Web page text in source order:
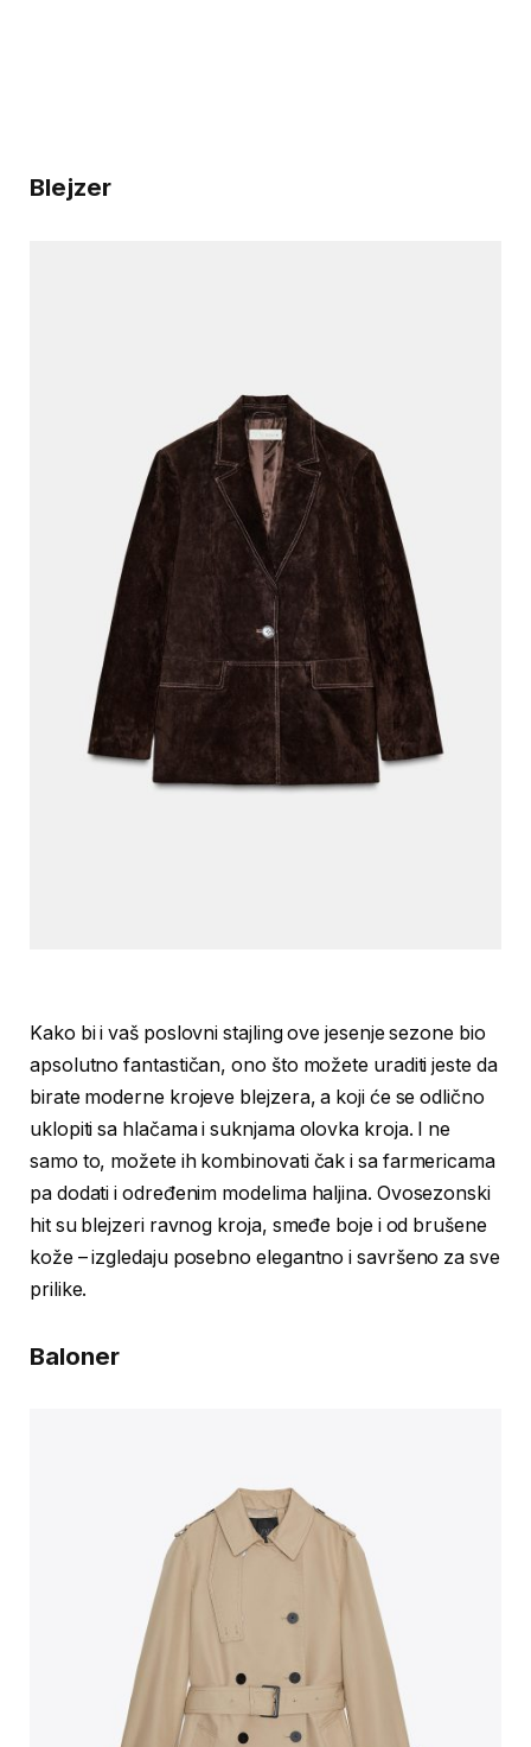
Blejzer
Kako bi i vaš poslovni stajling ove jesenje sezone bio
apsolutno fantastičan, ono što možete uraditi jeste da
birate moderne krojeve blejzera, a koji će se odlično
uklopiti sa hlačama i suknjama olovka kroja. I ne
samo to, možete ih kombinovati čak i sa farmericama
pa dodati i određenim modelima haljina. Ovosezonski
hit su blejzeri ravnog kroja, smeđe boje i od brušene
kože – izgledaju posebno elegantno i savršeno za sve
prilike.
Baloner